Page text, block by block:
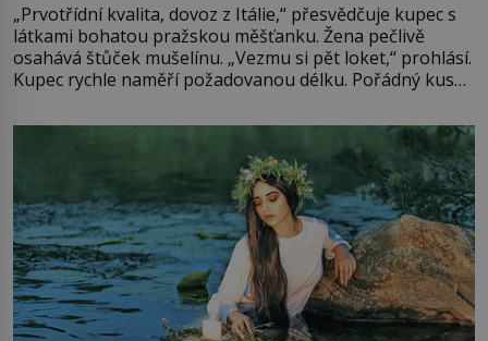
„Prvotřídní kvalita, dovoz z Itálie,“ přesvědčuje kupec s
látkami bohatou pražskou měšťanku. Žena pečlivě
osahává štůček mušelínu. „Vezmu si pět loket,“ prohlásí.
Kupec rychle naměří požadovanou délku. Pořádný kus
milostpaní. Stačí jenom na sukni,“ zhodnotí švadlena
množství růžového mušelínu. „Ošidili vás, podívejte.“
Vezme do ruky dřevěnou